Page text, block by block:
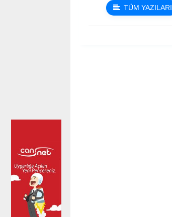
TÜM YAZILARI